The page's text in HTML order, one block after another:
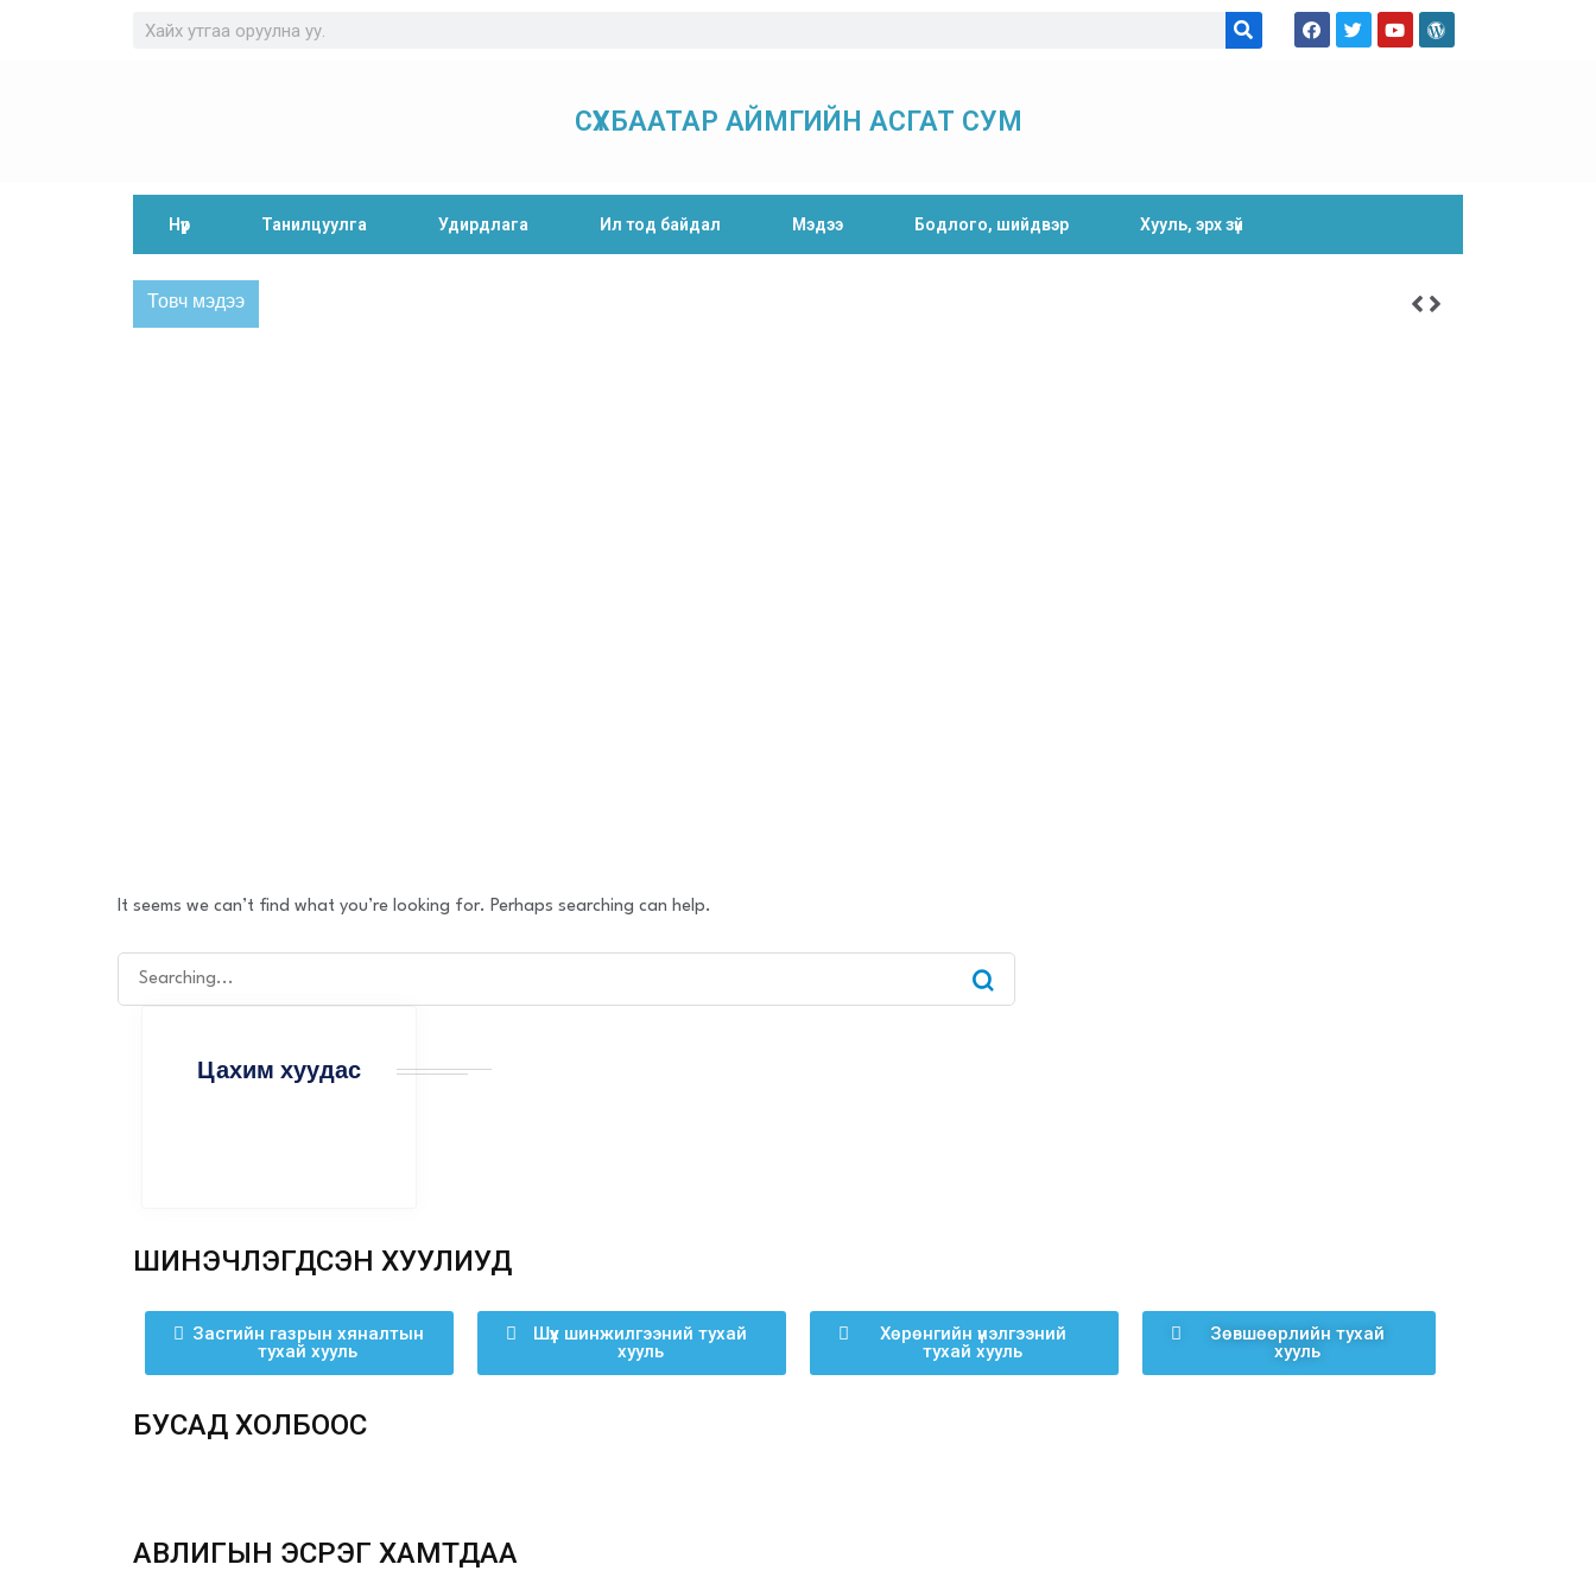
СҮХБААТАР АЙМГИЙН АСГАТ СУМ
Нүүр Танилцуулга Удирдлага Ил тод байдал Мэдээ Бодлого, шийдвэр Хууль, эрх зүй
Товч мэдээ
It seems we can’t find what you’re looking for. Perhaps searching can help.
Цахим хуудас
ШИНЭЧЛЭГДСЭН ХУУЛИУД
Засгийн газрын хяналтын
тухай хууль
Шүүх шинжилгээний тухай
хууль
Хөрөнгийн үнэлгээний
тухай хууль
Зөвшөөрлийн тухай
хууль
БУСАД ХОЛБООС
АВЛИГЫН ЭСРЭГ ХАМТДАА